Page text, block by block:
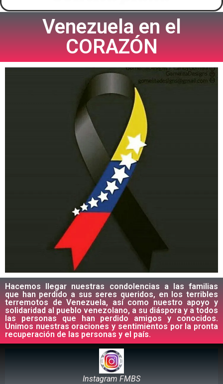
Venezuela en el
CORAZÓN
Hacemos llegar nuestras condolencias a las familias
que han perdido a sus seres queridos, en los terribles
terremotos de Venezuela, así como nuestro apoyo y
solidaridad al pueblo venezolano, a su diáspora y a todos
las personas que han perdido amigos y conocidos.
Unimos nuestras oraciones y sentimientos por la pronta
recuperación de las personas y el país.
Instagram FMBS